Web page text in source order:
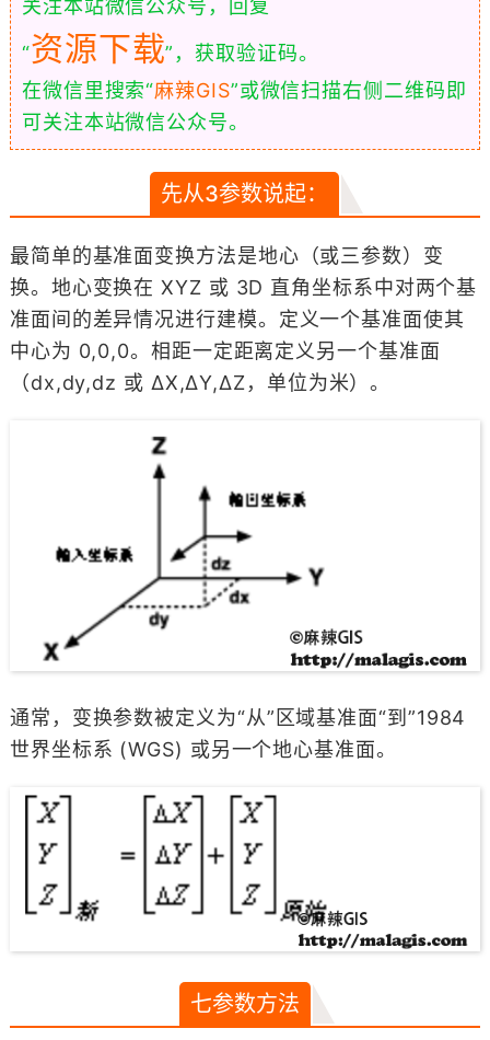
关注本站微信公众号，回复
“资源下载”，获取验证码。
在微信里搜索“麻辣GIS”或微信扫描右侧二维码即
可关注本站微信公众号。
先从3参数说起：
最简单的基准面变换方法是地心（或三参数）变
换。地心变换在 XYZ 或 3D 直角坐标系中对两个基
准面间的差异情况进行建模。定义一个基准面使其
中心为 0,0,0。相距一定距离定义另一个基准面
（dx,dy,dz 或 ΔX,ΔY,ΔZ，单位为米）。
通常，变换参数被定义为“从”区域基准面“到”1984
世界坐标系 (WGS) 或另一个地心基准面。
七参数方法